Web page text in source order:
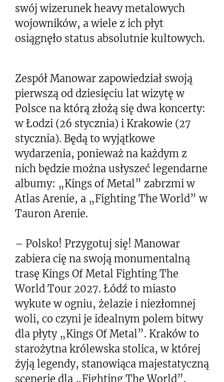
swój wizerunek heavy metalowych
wojowników, a wiele z ich płyt
osiągnęło status absolutnie kultowych.
Zespół Manowar zapowiedział swoją
pierwszą od dziesięciu lat wizytę w
Polsce na którą złożą się dwa koncerty:
w Łodzi (26 stycznia) i Krakowie (27
stycznia). Będą to wyjątkowe
wydarzenia, ponieważ na każdym z
nich będzie można usłyszeć legendarne
albumy: „Kings of Metal” zabrzmi w
Atlas Arenie, a „Fighting The World” w
Tauron Arenie.
– Polsko! Przygotuj się! Manowar
zabiera cię na swoją monumentalną
trasę Kings Of Metal Fighting The
World Tour 2027. Łódź to miasto
wykute w ogniu, żelazie i niezłomnej
woli, co czyni je idealnym polem bitwy
dla płyty „Kings Of Metal”. Kraków to
starożytna królewska stolica, w której
żyją legendy, stanowiąca majestatyczną
scenerię dla „Fighting The World”.